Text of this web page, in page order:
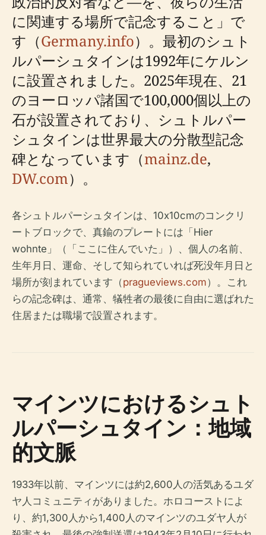
に関連する場所で記念すること」で
す（Germany.info）。最初のシュト
ルパーシュタインは1992年にケルン
に設置されました。2025年現在、21
のヨーロッパ諸国で100,000個以上の
石が設置されており、シュトルパー
シュタインは世界最大の分散型記念
碑となっています（mainz.de,
DW.com）。
各シュトルパーシュタインは、10x10cmのコンクリ
ートブロックで、真鍮のプレートには「Hier
wohnte」（「ここに住んでいた」）、個人の名前、
生年月日、運命、そして知られていれば死没年月日と
場所が刻まれています（pragueviews.com）。これ
らの記念碑は、通常、犠牲者の最後に自由に選ばれた
住居または職場で設置されます。
マインツにおけるシュト
ルパーシュタイン：地域
的文脈
1933年以前、マインツには約2,600人の活気あるユダ
ヤ人コミュニティがありました。ホロコーストによ
り、約1,300人から1,400人のマインツのユダヤ人が